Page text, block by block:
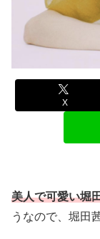
X
美人で可愛い堀
うなので、堀田